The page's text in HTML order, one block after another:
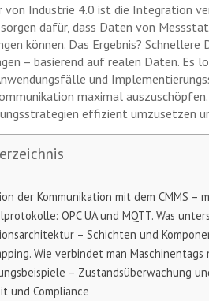
Industrie 4.0 ist die Integration
dafür, dass Daten von
können. Das Ergebnis?
– basierend auf realen Daten. Es
und
maximal
effizient umzusetzen
der Kommunikation mit dem CMMS –
OPC UA und MQTT. Was
– Schichten und
Wie verbindet man Maschinentags
– Zustandsüberwachung
und Compliance